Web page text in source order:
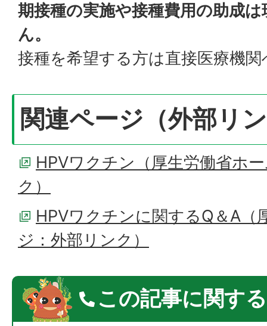
期接種の実施や接種費用の助成
ん。
接種を希望する方は直接医療機
関連ページ（外部リ
HPVワクチン（厚生労働省ホ
ク）
HPVワクチンに関するQ＆A（
ジ：外部リンク）
この記事に関す